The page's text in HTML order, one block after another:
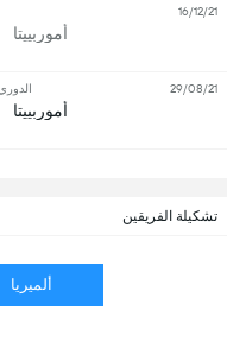
تشكيلة الفريقين
ألميريا
أموربييتا
16/12/21
أموربييتا
29/08/21